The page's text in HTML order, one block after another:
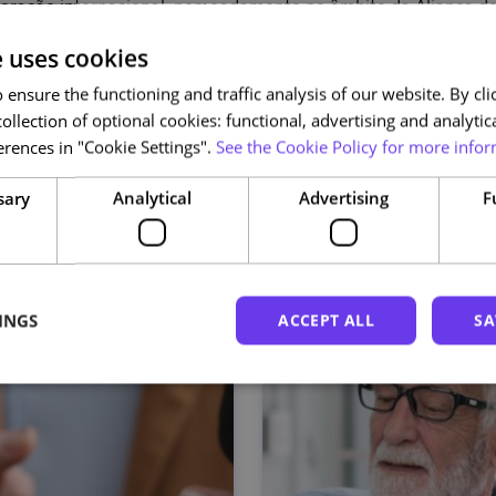
internacional, nomeadamente no âmbito da Aliança
e investigação centradas nas energias verdes,
e é reconhecida pelo seu forte compromisso com a região.
Related courses
cookies
ensure the functioning and traffic analysis of our website. By
of optional cookies: functional, advertising and
in "Cookie Settings". See the Cookie Policy for more
Analytical Advertising
ACCEPT ALL